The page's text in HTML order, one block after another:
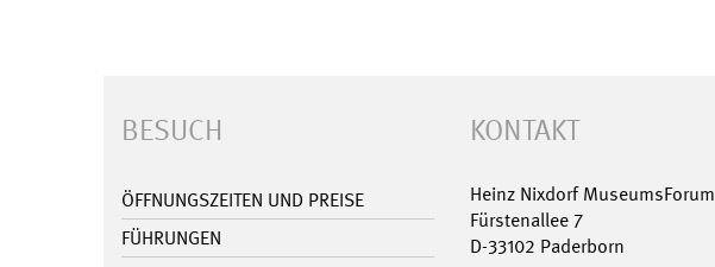
BESUCH
ÖFFNUNGSZEITEN UND PREISE
FÜHRUNGEN
KONTAKT
Heinz Nixdorf MuseumsForum
Fürstenallee 7
D-33102 Paderborn